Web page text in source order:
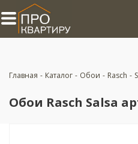
Главная - Каталог - Обои - Rasch -
Обои Rasch Salsa